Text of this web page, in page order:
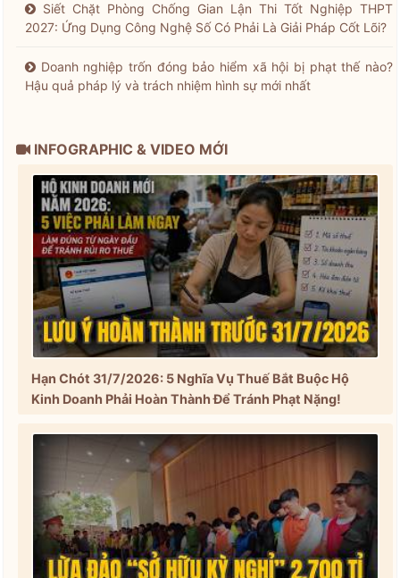
Siết Chặt Phòng Chống Gian Lận Thi Tốt Nghiệp THPT
2027: Ứng Dụng Công Nghệ Số Có Phải Là Giải Pháp Cốt Lõi?
Doanh nghiệp trốn đóng bảo hiểm xã hội bị phạt thế nào?
Hậu quả pháp lý và trách nhiệm hình sự mới nhất
INFOGRAPHIC & VIDEO MỚI
Hạn Chót 31/7/2026: 5 Nghĩa Vụ Thuế Bắt Buộc Hộ
Kinh Doanh Phải Hoàn Thành Để Tránh Phạt Nặng!